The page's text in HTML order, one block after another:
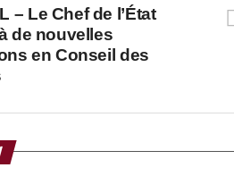
– Le Chef de l’État
de nouvelles
en Conseil des